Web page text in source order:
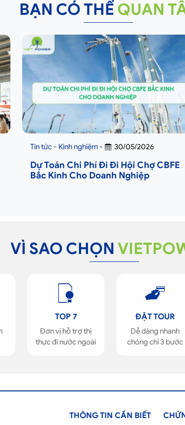
BẠN CÓ THỂ QUAN
Tin tức - Kinh nghiệm - 30/05/2026
Dự Toán Chi Phí Đi Đi Hội Chợ CBFE
Bắc Kinh Cho Doanh Nghiệp
VÌ SAO CHỌN
TOP 7
Đơn vị hỗ trợ thị
thực đi nước ngoài
ĐẶT TOUR
Dễ dàng nhanh
chóng chỉ 3 bước
THÔNG TIN CẦN BIẾT